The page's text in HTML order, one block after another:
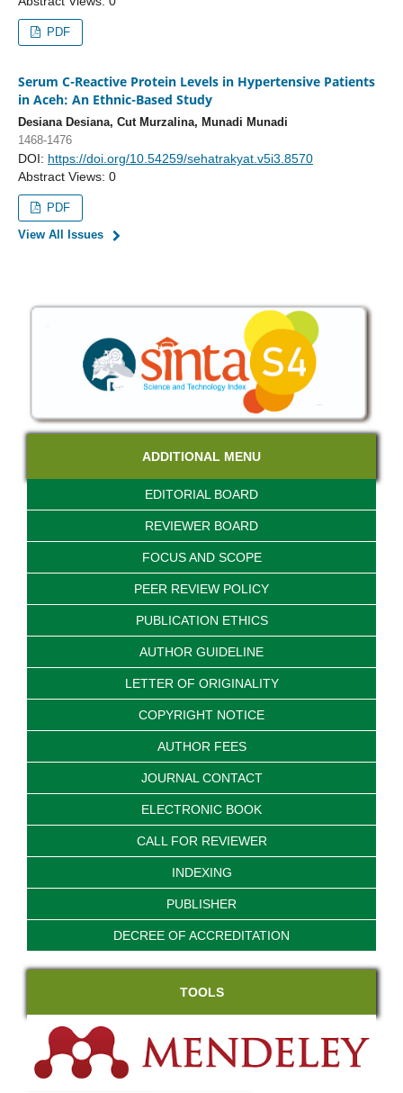
PDF
Serum C-Reactive Protein Levels in Hypertensive Patients
in Aceh: An Ethnic-Based Study
Desiana Desiana, Cut Murzalina, Munadi Munadi
1468-1476
DOI: https://doi.org/10.54259/sehatrakyat.v5i3.8570
Abstract Views: 0
PDF
View All Issues
ADDITIONAL MENU
EDITORIAL BOARD
REVIEWER BOARD
FOCUS AND SCOPE
PEER REVIEW POLICY
PUBLICATION ETHICS
AUTHOR GUIDELINE
LETTER OF ORIGINALITY
COPYRIGHT NOTICE
AUTHOR FEES
JOURNAL CONTACT
ELECTRONIC BOOK
CALL FOR REVIEWER
INDEXING
PUBLISHER
DECREE OF ACCREDITATION
TOOLS